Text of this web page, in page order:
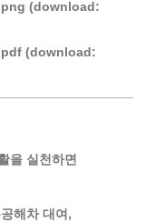
(download:
(download:
을 실천하면
해차 대여,